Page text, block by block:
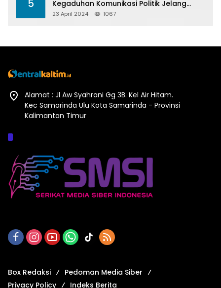
5
Kegaduhan Komunikasi Politik Jelang
Pesta Politik 2024
23 April 2024 1067
Alamat : Jl Aw Syahrani Gg 3B. Kel Air Hitam.
Kec Samarinda Ulu Kota Samarinda - Provinsi
Kalimantan Timur
Box Redaksi
Pedoman Media Siber
Privacy Policy
Indeks Berita